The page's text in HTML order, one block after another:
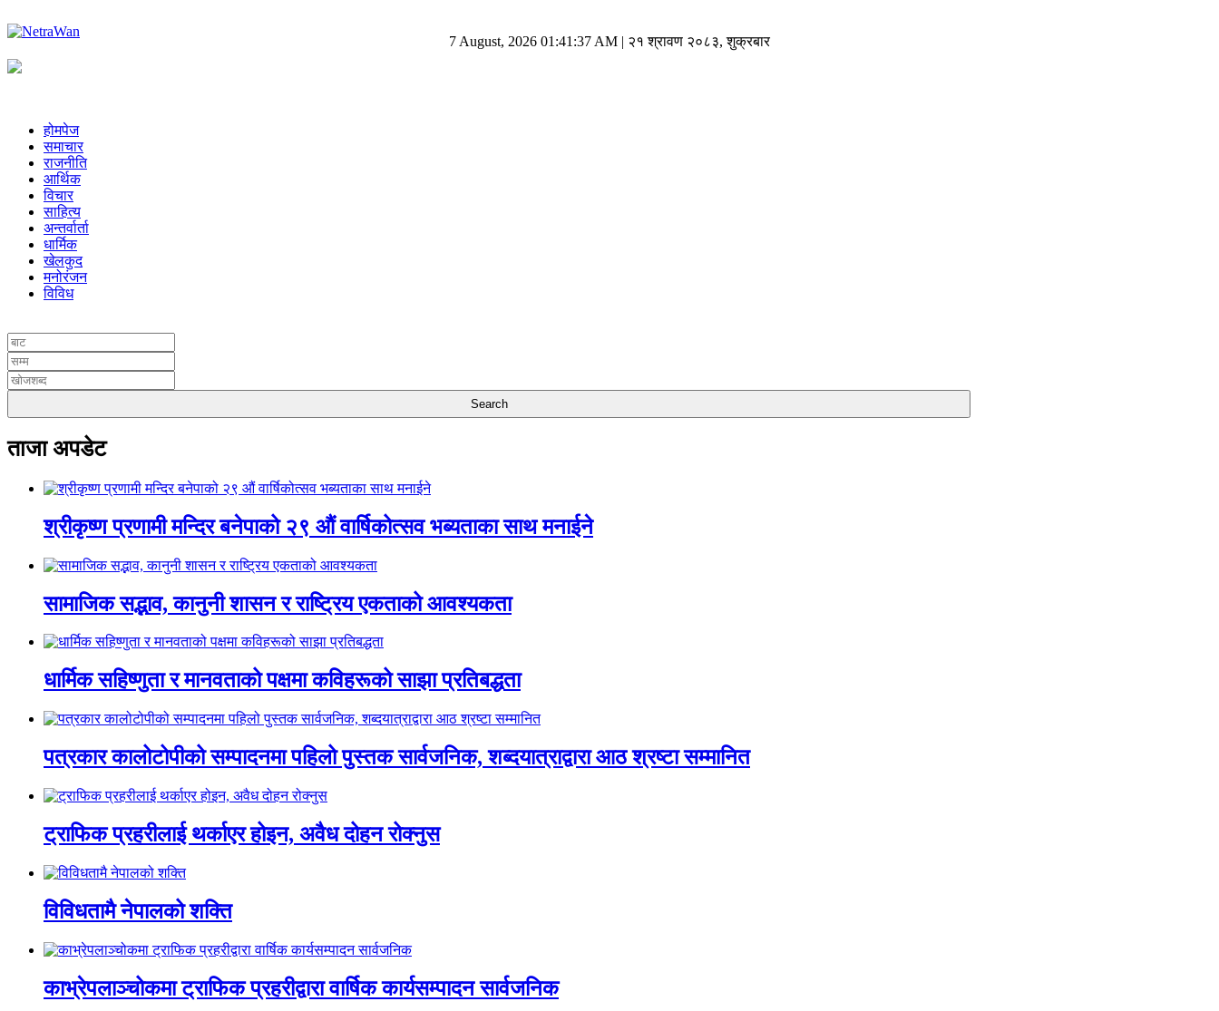
7 August, 2026 01:41:37 AM | २१ श्रावण २०८३, शुक्रबार
होमपेज
समाचार
राजनीति
आर्थिक
विचार
साहित्य
अन्तर्वार्ता
धार्मिक
खेलकुद
मनोरंजन
विविध
ताजा अपडेट
श्रीकृष्ण प्रणामी मन्दिर बनेपाको २९ औं वार्षिकोत्सव भब्यताका साथ मनाईने
सामाजिक सद्भाव, कानुनी शासन र राष्ट्रिय एकताको आवश्यकता
धार्मिक सहिष्णुता र मानवताको पक्षमा कविहरूको साझा प्रतिबद्धता
पत्रकार कालोटोपीको सम्पादनमा पहिलो पुस्तक सार्वजनिक, शब्दयात्राद्वारा आठ श्रष्टा सम्मानित
ट्राफिक प्रहरीलाई थर्काएर होइन, अवैध दोहन रोक्नुस
विविधतामै नेपालको शक्ति
काभ्रेपलाञ्चोकमा ट्राफिक प्रहरीद्वारा वार्षिक कार्यसम्पादन सार्वजनिक